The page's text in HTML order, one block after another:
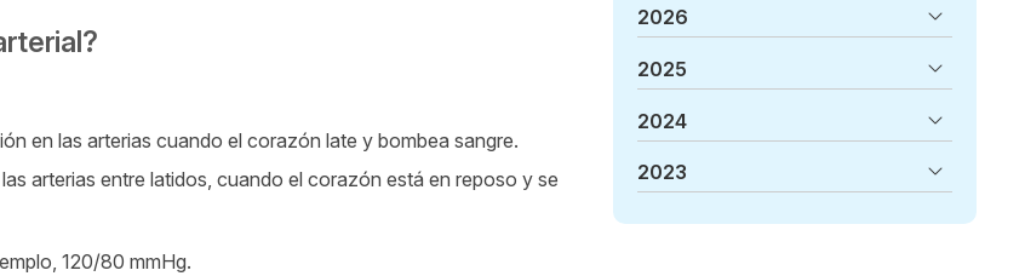
en las arterias cuando el corazón late y bombea sangre.
arterias entre latidos, cuando el corazón está en reposo y se
120/80 mmHg.
2026
2025
2024
2023